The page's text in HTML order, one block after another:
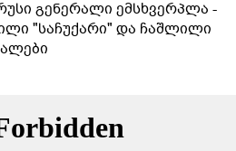
გენერალი ემსხვერპლა -
"საჩუქარი" და ჩაშლილი